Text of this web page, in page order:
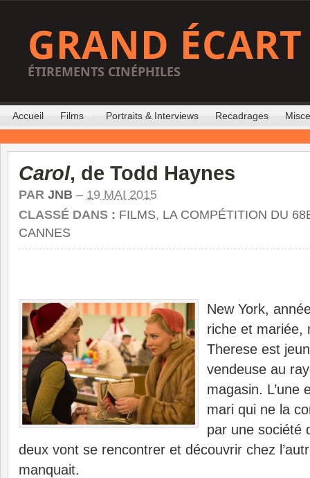
GRAND ÉCART
ÉTIREMENTS CINÉPHILES
Accueil Films Portraits & Interviews Recadrages
Carol, de Todd Haynes
PAR JNB – 19 MAI 2015
CLASSÉ DANS : FILMS, LA COMPÉTITION DU
CANNES
New York,
riche et mariée,
Therese est
vendeuse au
magasin. L’une
mari qui ne la
par une société
deux vont se rencontrer et découvrir chez
manquait.